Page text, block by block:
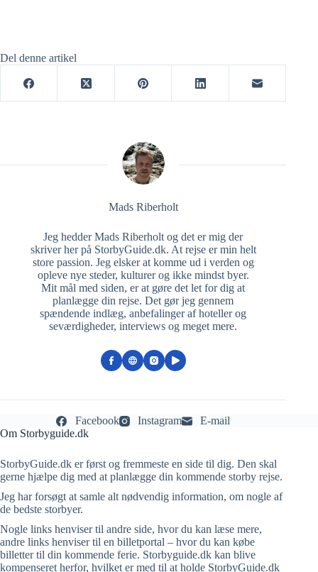
Del denne artikel
Mads Riberholt
Jeg hedder Mads Riberholt og det er mig der
skriver her på StorbyGuide.dk. At rejse er min helt
store passion. Jeg elsker at komme ud i verden og
opleve nye steder, kulturer og ikke mindst byer.
Mit mål med siden, er at gøre det let for dig at
planlægge din rejse. Det gør jeg gennem
spændende indlæg, anbefalinger af hoteller og
seværdigheder, interviews og meget mere.
Facebook Instagram
E-mail
Om Storbyguide.dk
StorbyGuide.dk er først og fremmeste en side til dig. Den skal
gerne hjælpe dig med at planlægge din kommende storby rejse.
Jeg har forsøgt at samle alt nødvendig information, om nogle af
de bedste storbyer.
Nogle links henviser til andre side, hvor du kan læse mere,
andre links henviser til en billetportal – hvor du kan købe
billetter til din kommende ferie. Storbyguide.dk kan blive
kompenseret herfor, hvilket er med til at holde StorbyGuide.dk